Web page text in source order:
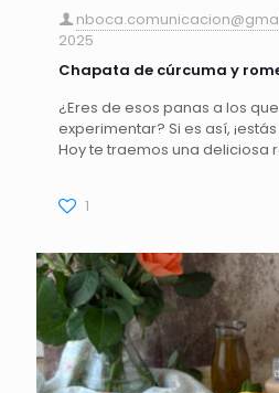
2025
Chapata de cúrcuma y
¿Eres de esos panas a los
experimentar? Si es así,
Hoy te traemos una deliciosa
1